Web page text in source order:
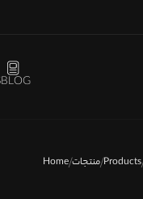
BLOG
Home منتجات Products